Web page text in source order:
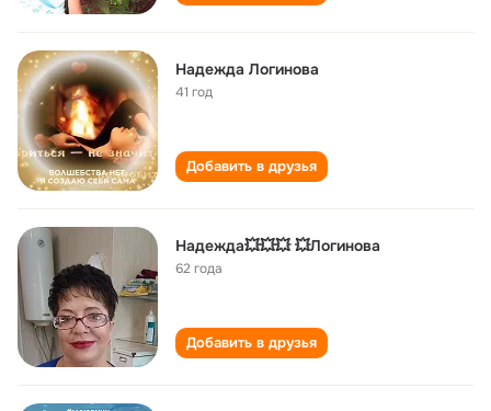
Надежда Логинова
41 год
Добавить в друзья
Надежда💥💥💥 💥Логинова
62 года
Добавить в друзья